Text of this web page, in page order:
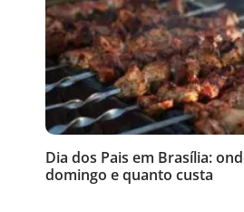
Dia dos Pais em Brasília:
domingo e quanto custa